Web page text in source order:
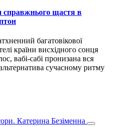
справжнього щастя в
багатовікової
країни висхідного сонця
вабі-сабі пронизана вся
сучасному ритму